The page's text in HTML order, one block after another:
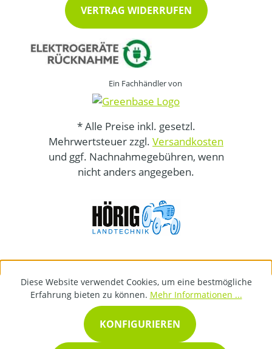
VERTRAG WIDERRUFEN
Ein Fachhändler von
* Alle Preise inkl. gesetzl.
Mehrwertsteuer zzgl. Versandkosten
und ggf. Nachnahmegebühren, wenn
nicht anders angegeben.
Diese Website verwendet Cookies, um eine bestmögliche
Erfahrung bieten zu können. Mehr Informationen ...
KONFIGURIEREN